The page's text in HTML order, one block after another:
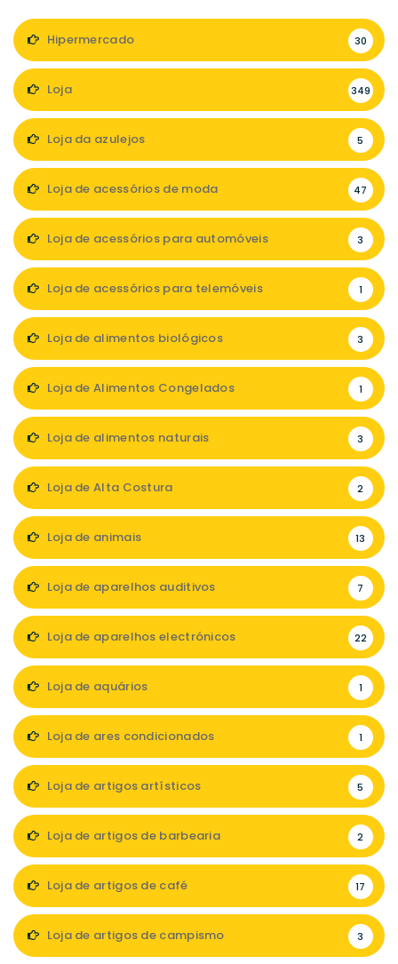
Hipermercado 30
Loja 349
Loja da azulejos 5
Loja de acessórios de moda 47
Loja de acessórios para automóveis 3
Loja de acessórios para telemóveis 1
Loja de alimentos biológicos 3
Loja de Alimentos Congelados 1
Loja de alimentos naturais 3
Loja de Alta Costura 2
Loja de animais 13
Loja de aparelhos auditivos 7
Loja de aparelhos electrónicos 22
Loja de aquários 1
Loja de ares condicionados 1
Loja de artigos artísticos 5
Loja de artigos de barbearia 2
Loja de artigos de café 17
Loja de artigos de campismo 3